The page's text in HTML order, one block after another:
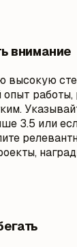
внимание
высокую
опыт
3.5 или